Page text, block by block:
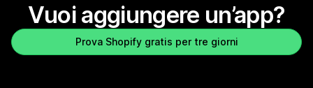
Vuoi aggiungere un’app?
Prova Shopify gratis per tre giorni